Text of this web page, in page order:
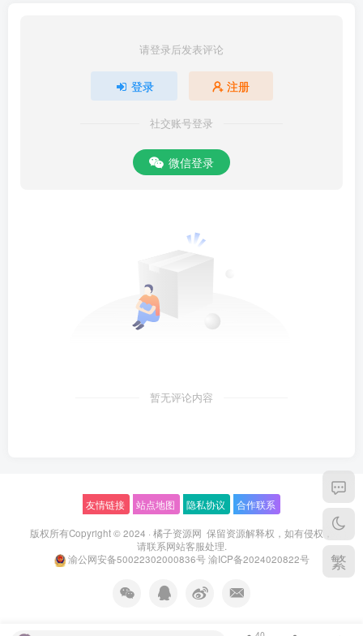
请登录后发表评论
登录 注册
社交账号登录
微信登录
暂无评论内容
友情链接 站点地图 隐私协议 合作联系
版权所有Copyright © 2024 · 橘子资源网 保留资源解释权，如有侵权，
请联系网站客服处理.
渝公网安备50022302000836号 渝ICP备2024020822号 繁